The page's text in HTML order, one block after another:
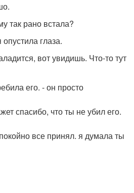
так рано встала?
глаза.
вот увидишь. Что-то тут
его. - он просто
спасибо, что ты не убил его.
все принял. я думала ты